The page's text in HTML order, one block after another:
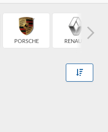
PORSCHE RENAULT
Toggle